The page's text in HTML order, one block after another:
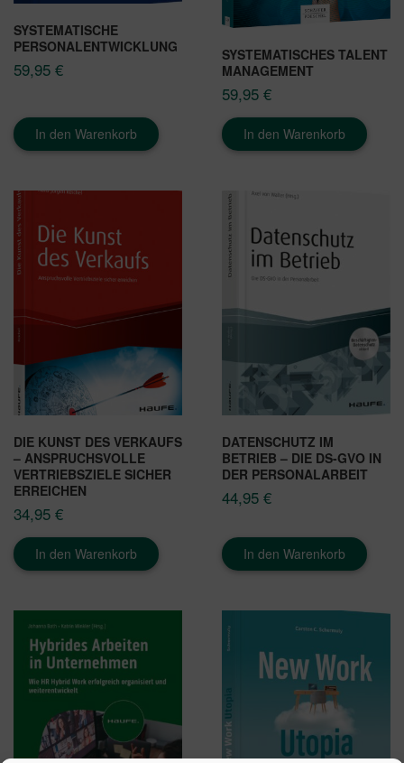
SYSTEMATISCHE
PERSONALENTWICKLUNG
59,95 €
In den Warenkorb
SYSTEMATISCHES TALENT
MANAGEMENT
59,95 €
In den Warenkorb
DIE KUNST DES VERKAUFS
– ANSPRUCHSVOLLE
VERTRIEBSZIELE SICHER
ERREICHEN
34,95 €
In den Warenkorb
DATENSCHUTZ IM
BETRIEB – DIE DS-GVO IN
DER PERSONALARBEIT
44,95 €
In den Warenkorb